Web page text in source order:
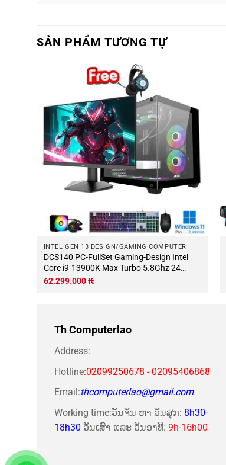
SẢN PHẨM TƯƠNG TỰ
INTEL GEN 13 DESIGN/GAMING COMPUTER
DCS140 PC-FullSet Gaming-Design Intel
Core i9-13900K Max Turbo 5.8Ghz 24
nhân-32 luồng Mainboard Z790 RAM
62.299.000₭
Th Computerlao
Address:
Hotline:02099250678 - 02095406868
Email:thcomputerlao@gmail.com
Working time:ວັນຈັນ ຫາ ວັນສຸກ: 8h30-
18h30 ວັນເສົາ ແລະ ວັນອາທີ: 9h-16h00